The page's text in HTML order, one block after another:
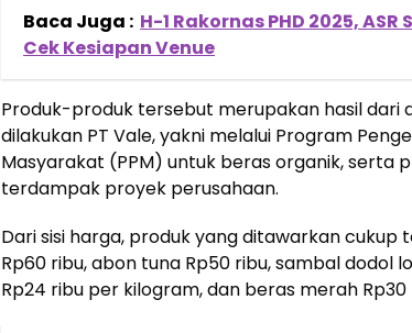
Baca Juga : H-1 Rakornas PHD 2025,
Cek Kesiapan Venue
Produk-produk tersebut merupakan hasil dari
dilakukan PT Vale, yakni melalui Program
Masyarakat (PPM) untuk beras organik, serta
terdampak proyek perusahaan.
Dari sisi harga, produk yang ditawarkan cukup
Rp60 ribu, abon tuna Rp50 ribu, sambal dodol
Rp24 ribu per kilogram, dan beras merah